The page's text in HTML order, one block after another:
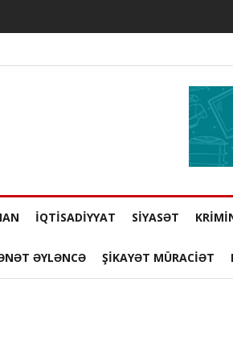
İQTİSADİYYAT SİYASƏT
ƏYLƏNCƏ ŞİKAYƏT MÜRACİƏT